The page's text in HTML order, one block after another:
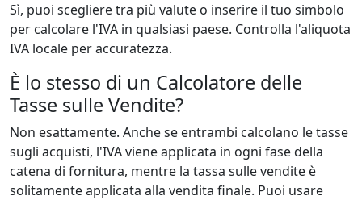
Sì, puoi scegliere tra più valute o inserire il tuo simbolo
per calcolare l'IVA in qualsiasi paese. Controlla l'aliquota
IVA locale per accuratezza.
È lo stesso di un Calcolatore delle
Tasse sulle Vendite?
Non esattamente. Anche se entrambi calcolano le tasse
sugli acquisti, l'IVA viene applicata in ogni fase della
catena di fornitura, mentre la tassa sulle vendite è
solitamente applicata alla vendita finale. Puoi usare